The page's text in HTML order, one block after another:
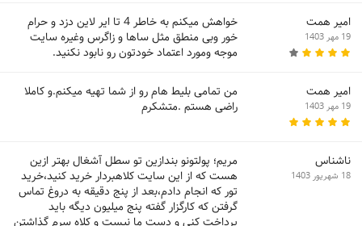
امیر همت
19 مهر 1403
خواهش میکنم به خاطر 4 تا ایر لاین دزد و حرام
خور وبی منطق مثل ساها و زاگرس وغیره سایت
موجه ومورد اعتماد خودتون رو نابود نکنید.
امیر همت
19 مهر 1403
من تمامی بلیط هام رو از شما تهیه میکنم.و کاملا
راضی هستم .متشکرم
ناشناس
18 شهریور 1403
مریم؛ پولتونو بندازین تو سطل آشغال بهتر ازین
هست که از این سایت کلاهبردار خرید کنید،خرید
تور که انجام دادم،بعد از پنج دقیقه به دروغ تماس
گرفتن که کارگزار گفته پنج میلیون دیگه باید
پرداخت کنی و دست ما نیست و کلاه سرم گذاشتن